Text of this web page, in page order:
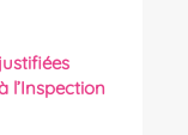
l’Inspection